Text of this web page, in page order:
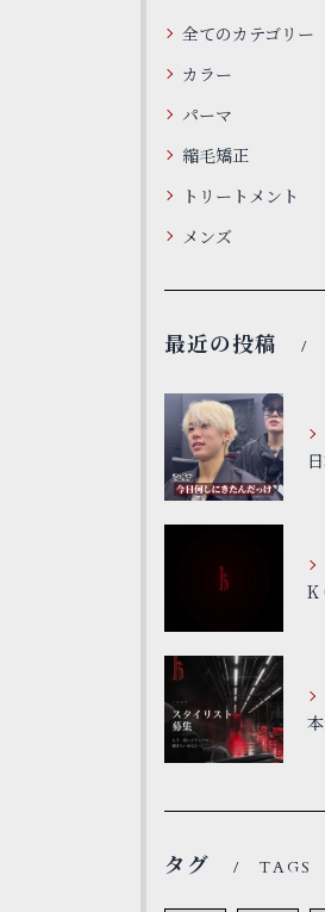
全てのカテゴリー
カラー
パーマ
縮毛矯正
トリートメント
メンズ
最近の投稿
タグ TAGS